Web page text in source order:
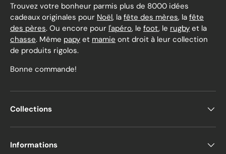
Trouvez votre bonheur parmis plus de 8000 idées
cadeaux originales pour Noël, la fête des mères, la fête
des pères. Ou encore pour l'apéro, le foot, le rugby et la
chasse. Même papy et mamie ont droit à leur collection
de produits rigolos.
Bonne commande!
Collections
Informations